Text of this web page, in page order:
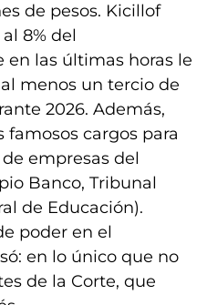
de pesos. Kicillof
8% del
las últimas horas le
menos un tercio de
2026. Además,
famosos cargos para
empresas del
Banco, Tribunal
de Educación).
poder en el
en lo único que no
de la Corte, que